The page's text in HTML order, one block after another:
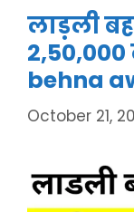
लाड़ली
behna
October 21,